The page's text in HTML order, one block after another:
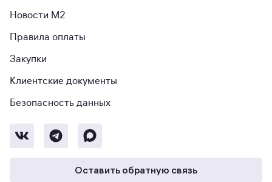
Новости М2
Правила оплаты
Закупки
Клиентские документы
Безопасность данных
Оставить обратную связь